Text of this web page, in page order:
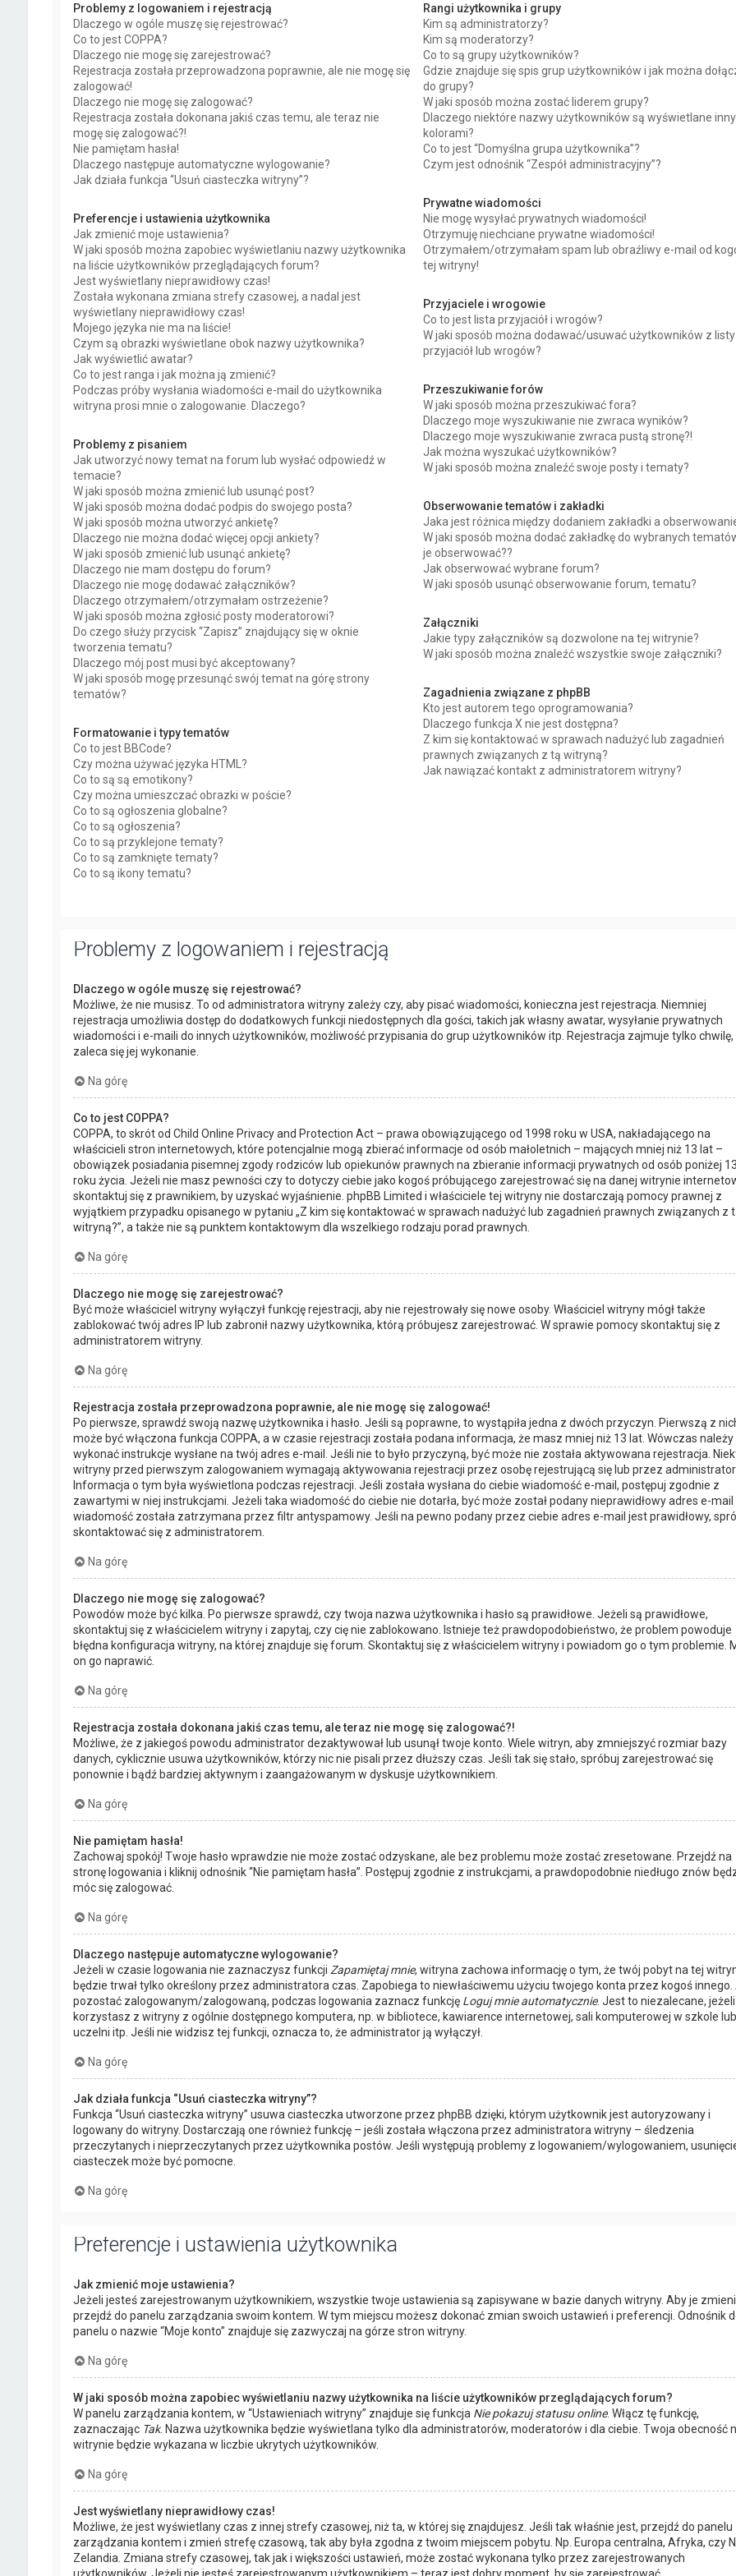
Problemy z logowaniem i rejestracją
Dlaczego w ogóle muszę się rejestrować?
Co to jest COPPA?
Dlaczego nie mogę się zarejestrować?
Rejestracja została przeprowadzona poprawnie, ale nie mogę się
zalogować!
Dlaczego nie mogę się zalogować?
Rejestracja została dokonana jakiś czas temu, ale teraz nie
mogę się zalogować?!
Nie pamiętam hasła!
Dlaczego następuje automatyczne wylogowanie?
Jak działa funkcja “Usuń ciasteczka witryny”?
Preferencje i ustawienia użytkownika
Jak zmienić moje ustawienia?
W jaki sposób można zapobiec wyświetlaniu nazwy użytkownika
na liście użytkowników przeglądających forum?
Jest wyświetlany nieprawidłowy czas!
Została wykonana zmiana strefy czasowej, a nadal jest
wyświetlany nieprawidłowy czas!
Mojego języka nie ma na liście!
Czym są obrazki wyświetlane obok nazwy użytkownika?
Jak wyświetlić awatar?
Co to jest ranga i jak można ją zmienić?
Podczas próby wysłania wiadomości e-mail do użytkownika
witryna prosi mnie o zalogowanie. Dlaczego?
Problemy z pisaniem
Jak utworzyć nowy temat na forum lub wysłać odpowiedź w
temacie?
W jaki sposób można zmienić lub usunąć post?
W jaki sposób można dodać podpis do swojego posta?
W jaki sposób można utworzyć ankietę?
Dlaczego nie można dodać więcej opcji ankiety?
W jaki sposób zmienić lub usunąć ankietę?
Dlaczego nie mam dostępu do forum?
Dlaczego nie mogę dodawać załączników?
Dlaczego otrzymałem/otrzymałam ostrzeżenie?
W jaki sposób można zgłosić posty moderatorowi?
Do czego służy przycisk “Zapisz” znajdujący się w oknie
tworzenia tematu?
Dlaczego mój post musi być akceptowany?
W jaki sposób mogę przesunąć swój temat na górę strony
tematów?
Formatowanie i typy tematów
Co to jest BBCode?
Czy można używać języka HTML?
Co to są są emotikony?
Czy można umieszczać obrazki w poście?
Co to są ogłoszenia globalne?
Co to są ogłoszenia?
Co to są przyklejone tematy?
Co to są zamknięte tematy?
Co to są ikony tematu?
Rangi użytkownika i grupy
Kim są administratorzy?
Kim są moderatorzy?
Co to są grupy użytkowników?
Gdzie znajduje się spis grup użytkowników i jak można
do grupy?
W jaki sposób można zostać liderem grupy?
Dlaczego niektóre nazwy użytkowników są wyświetlane
kolorami?
Co to jest “Domyślna grupa użytkownika”?
Czym jest odnośnik “Zespół administracyjny”?
Prywatne wiadomości
Nie mogę wysyłać prywatnych wiadomości!
Otrzymuję niechciane prywatne wiadomości!
Otrzymałem/otrzymałam spam lub obraźliwy e-mail od
tej witryny!
Przyjaciele i wrogowie
Co to jest lista przyjaciół i wrogów?
W jaki sposób można dodawać/usuwać użytkowników z listy
przyjaciół lub wrogów?
Przeszukiwanie forów
W jaki sposób można przeszukiwać fora?
Dlaczego moje wyszukiwanie nie zwraca wyników?
Dlaczego moje wyszukiwanie zwraca pustą stronę?!
Jak można wyszukać użytkowników?
W jaki sposób można znaleźć swoje posty i tematy?
Obserwowanie tematów i zakładki
Jaka jest różnica między dodaniem zakładki a
W jaki sposób można dodać zakładkę do wybranych
je obserwować??
Jak obserwować wybrane forum?
W jaki sposób usunąć obserwowanie forum, tematu?
Załączniki
Jakie typy załączników są dozwolone na tej witrynie?
W jaki sposób można znaleźć wszystkie swoje załączniki?
Zagadnienia związane z phpBB
Kto jest autorem tego oprogramowania?
Dlaczego funkcja X nie jest dostępna?
Z kim się kontaktować w sprawach nadużyć lub zagadnień
prawnych związanych z tą witryną?
Jak nawiązać kontakt z administratorem witryny?
Problemy z logowaniem i rejestracją
Dlaczego w ogóle muszę się rejestrować?
Możliwe, że nie musisz. To od administratora witryny zależy czy, aby pisać wiadomości, konieczna jest rejestracja. Niemniej
rejestracja umożliwia dostęp do dodatkowych funkcji niedostępnych dla gości, takich jak własny awatar, wysyłanie prywatnych
wiadomości i e-maili do innych użytkowników, możliwość przypisania do grup użytkowników itp. Rejestracja zajmuje tylko chwilę,
zaleca się jej wykonanie.
Na górę
Co to jest COPPA?
COPPA, to skrót od Child Online Privacy and Protection Act – prawa obowiązującego od 1998 roku w USA, nakładającego na
właścicieli stron internetowych, które potencjalnie mogą zbierać informacje od osób małoletnich – mających mniej niż 13 lat –
obowiązek posiadania pisemnej zgody rodziców lub opiekunów prawnych na zbieranie informacji prywatnych od osób poniżej
roku życia. Jeżeli nie masz pewności czy to dotyczy ciebie jako kogoś próbującego zarejestrować się na danej witrynie
skontaktuj się z prawnikiem, by uzyskać wyjaśnienie. phpBB Limited i właściciele tej witryny nie dostarczają pomocy prawnej z
wyjątkiem przypadku opisanego w pytaniu „Z kim się kontaktować w sprawach nadużyć lub zagadnień prawnych związanych z
witryną?”, a także nie są punktem kontaktowym dla wszelkiego rodzaju porad prawnych.
Na górę
Dlaczego nie mogę się zarejestrować?
Być może właściciel witryny wyłączył funkcję rejestracji, aby nie rejestrowały się nowe osoby. Właściciel witryny mógł także
zablokować twój adres IP lub zabronił nazwy użytkownika, którą próbujesz zarejestrować. W sprawie pomocy skontaktuj się z
administratorem witryny.
Na górę
Rejestracja została przeprowadzona poprawnie, ale nie mogę się zalogować!
Po pierwsze, sprawdź swoją nazwę użytkownika i hasło. Jeśli są poprawne, to wystąpiła jedna z dwóch przyczyn. Pierwszą z
może być włączona funkcja COPPA, a w czasie rejestracji została podana informacja, że masz mniej niż 13 lat. Wówczas należy
wykonać instrukcje wysłane na twój adres e-mail. Jeśli nie to było przyczyną, być może nie została aktywowana rejestracja.
witryny przed pierwszym zalogowaniem wymagają aktywowania rejestracji przez osobę rejestrującą się lub przez
Informacja o tym była wyświetlona podczas rejestracji. Jeśli została wysłana do ciebie wiadomość e-mail, postępuj zgodnie z
zawartymi w niej instrukcjami. Jeżeli taka wiadomość do ciebie nie dotarła, być może został podany nieprawidłowy adres e-mail
wiadomość została zatrzymana przez filtr antyspamowy. Jeśli na pewno podany przez ciebie adres e-mail jest prawidłowy,
skontaktować się z administratorem.
Na górę
Dlaczego nie mogę się zalogować?
Powodów może być kilka. Po pierwsze sprawdź, czy twoja nazwa użytkownika i hasło są prawidłowe. Jeżeli są prawidłowe,
skontaktuj się z właścicielem witryny i zapytaj, czy cię nie zablokowano. Istnieje też prawdopodobieństwo, że problem powoduje
błędna konfiguracja witryny, na której znajduje się forum. Skontaktuj się z właścicielem witryny i powiadom go o tym problemie.
on go naprawić.
Na górę
Rejestracja została dokonana jakiś czas temu, ale teraz nie mogę się zalogować?!
Możliwe, że z jakiegoś powodu administrator dezaktywował lub usunął twoje konto. Wiele witryn, aby zmniejszyć rozmiar bazy
danych, cyklicznie usuwa użytkowników, którzy nic nie pisali przez dłuższy czas. Jeśli tak się stało, spróbuj zarejestrować się
ponownie i bądź bardziej aktywnym i zaangażowanym w dyskusje użytkownikiem.
Na górę
Nie pamiętam hasła!
Zachowaj spokój! Twoje hasło wprawdzie nie może zostać odzyskane, ale bez problemu może zostać zresetowane. Przejdź na
stronę logowania i kliknij odnośnik “Nie pamiętam hasła”. Postępuj zgodnie z instrukcjami, a prawdopodobnie niedługo znów
móc się zalogować.
Na górę
Dlaczego następuje automatyczne wylogowanie?
Jeżeli w czasie logowania nie zaznaczysz funkcji Zapamiętaj mnie, witryna zachowa informację o tym, że twój pobyt na tej
będzie trwał tylko określony przez administratora czas. Zapobiega to niewłaściwemu użyciu twojego konta przez kogoś innego.
pozostać zalogowanym/zalogowaną, podczas logowania zaznacz funkcję Loguj mnie automatycznie. Jest to niezalecane, jeżeli
korzystasz z witryny z ogólnie dostępnego komputera, np. w bibliotece, kawiarence internetowej, sali komputerowej w szkole
uczelni itp. Jeśli nie widzisz tej funkcji, oznacza to, że administrator ją wyłączył.
Na górę
Jak działa funkcja “Usuń ciasteczka witryny”?
Funkcja “Usuń ciasteczka witryny” usuwa ciasteczka utworzone przez phpBB dzięki, którym użytkownik jest autoryzowany i
logowany do witryny. Dostarczają one również funkcję – jeśli została włączona przez administratora witryny – śledzenia
przeczytanych i nieprzeczytanych przez użytkownika postów. Jeśli występują problemy z logowaniem/wylogowaniem,
ciasteczek może być pomocne.
Na górę
Preferencje i ustawienia użytkownika
Jak zmienić moje ustawienia?
Jeżeli jesteś zarejestrowanym użytkownikiem, wszystkie twoje ustawienia są zapisywane w bazie danych witryny. Aby je
przejdź do panelu zarządzania swoim kontem. W tym miejscu możesz dokonać zmian swoich ustawień i preferencji. Odnośnik
panelu o nazwie “Moje konto” znajduje się zazwyczaj na górze stron witryny.
Na górę
W jaki sposób można zapobiec wyświetlaniu nazwy użytkownika na liście użytkowników przeglądających forum?
W panelu zarządzania kontem, w “Ustawieniach witryny” znajduje się funkcja Nie pokazuj statusu online. Włącz tę funkcję,
zaznaczając Tak. Nazwa użytkownika będzie wyświetlana tylko dla administratorów, moderatorów i dla ciebie. Twoja obecność
witrynie będzie wykazana w liczbie ukrytych użytkowników.
Na górę
Jest wyświetlany nieprawidłowy czas!
Możliwe, że jest wyświetlany czas z innej strefy czasowej, niż ta, w której się znajdujesz. Jeśli tak właśnie jest, przejdź do panelu
zarządzania kontem i zmień strefę czasową, tak aby była zgodna z twoim miejscem pobytu. Np. Europa centralna, Afryka, czy
Zelandia. Zmiana strefy czasowej, tak jak i większości ustawień, może zostać wykonana tylko przez zarejestrowanych
użytkowników. Jeżeli nie jesteś zarejestrowanym użytkownikiem – teraz jest dobry moment, by się zarejestrować.